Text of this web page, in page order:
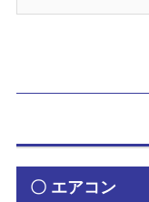
〇 エアコン